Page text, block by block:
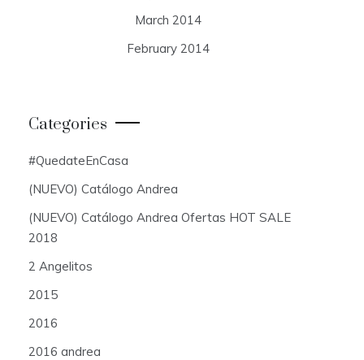
March 2014
February 2014
Categories
#QuedateEnCasa
(NUEVO) Catálogo Andrea
(NUEVO) Catálogo Andrea Ofertas HOT SALE
2018
2 Angelitos
2015
2016
2016 andrea